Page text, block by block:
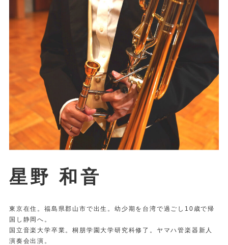
星野 和音
東京在住。福島県郡山市で出生。幼少期を台湾で過ごし10歳で帰
国し静岡へ。
国立音楽大学卒業。桐朋学園大学研究科修了。ヤマハ管楽器新人
演奏会出演。